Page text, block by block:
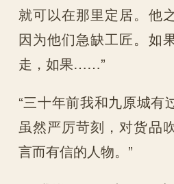
就可以在那里定居。他
因为他们急缺工匠。如
走，如果……”
“三十年前我和九原城有
虽然严厉苛刻，对货品
言而有信的人物。”